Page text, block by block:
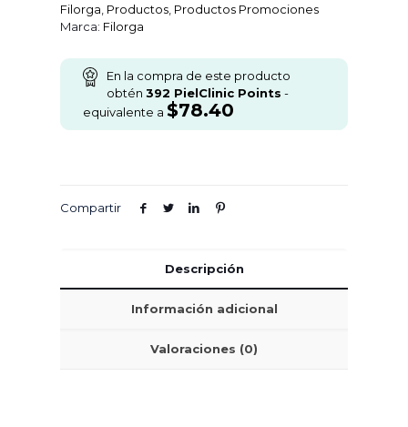
Filorga Productos Productos Promociones
Marca: Filorga
En la compra de este producto
obtén 392 PielClinic Points -
equivalente a $78.40
Compartir
Descripción
Información adicional
Valoraciones (0)